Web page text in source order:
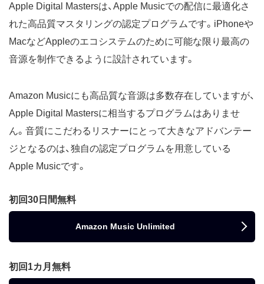
Apple Digital Mastersは、Apple Musicでの配信に最適化さ
れた高品質マスタリングの認定プログラムです。iPhoneや
MacなどAppleのエコシステムのために可能な限り最高の
音源を制作できるように設計されています。
Amazon Musicにも高品質な音源は多数存在していますが、
Apple Digital Mastersに相当するプログラムはありませ
ん。音質にこだわるリスナーにとって大きなアドバンテー
ジとなるのは、独自の認定プログラムを用意している
Apple Musicです。
初回30日間無料
Amazon Music Unlimited
初回1カ月無料